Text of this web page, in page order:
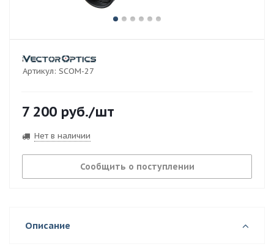
Артикул: SCOM-27
7 200 руб./шт
Нет в наличии
Сообщить о поступлении
Описание